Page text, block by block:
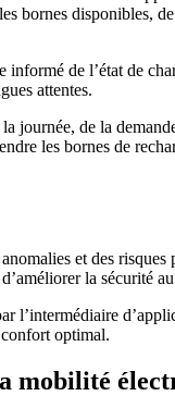
bornes disponibles,
de l’état de
attentes.
journée, de la
les bornes de
et des
la sécurité
l’intermédiaire
confort optimal.
mobilité